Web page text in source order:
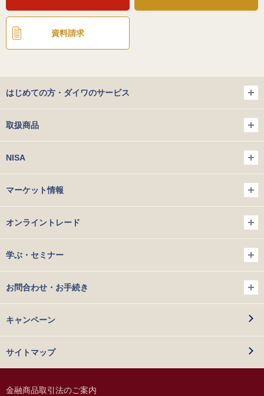
資料請求
はじめての方・ダイワのサービス
取扱商品
NISA
マーケット情報
オンライントレード
学ぶ・セミナー
お問合わせ・お手続き
キャンペーン
サイトマップ
金融商品取引法のご案内